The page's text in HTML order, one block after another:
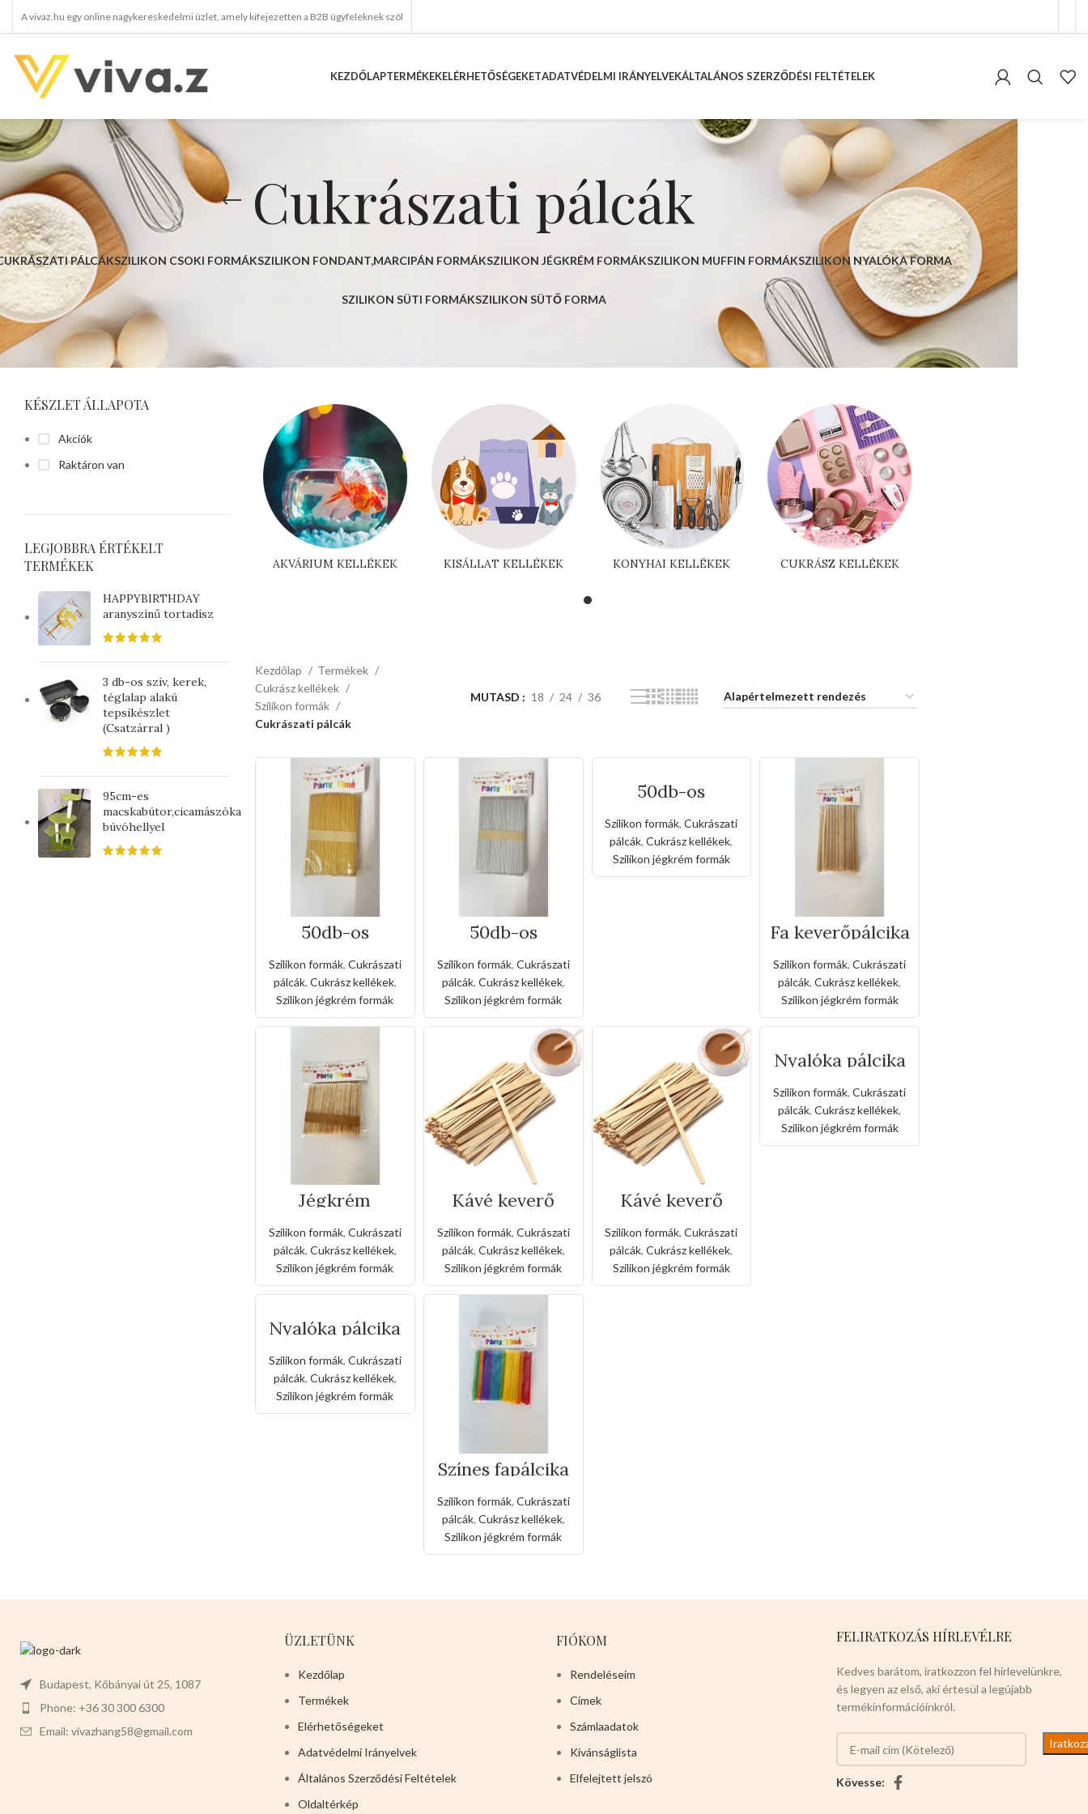
A vivaz.hu egy online nagykereskedelmi üzlet, amely kifejezetten a B2B ügyfeleknek szól
KEZDŐLAPTERMÉKEKELÉRHETŐSÉGEKETADATVÉDELMI IRÁNYELVEKÁLTALÁNOS SZERZŐDÉSI FELTÉTELEK
Cukrászati pálcák
PÁLCÁKSZILIKON CSOKI FORMÁKSZILIKON FONDANT,MARCIPÁN FORMÁKSZILIKON JÉGKRÉM FORMÁKSZILIKON MUFFIN FORMÁKSZILIKON NYALÓKA FORMA
SZILIKON SÜTI FORMÁKSZILIKON SÜTŐ FORMA
KÉSZLET ÁLLAPOTA
Akciók
Raktáron van
LEGJOBBRA ÉRTÉKELT
TERMÉKEK
HAPPYBIRTHDAY
aranyszínű tortadísz
3 db-os szív, kerek,
téglalap alakú
tepsikészlet
(Csatzárral )
95cm-es
macskabútor,cicamászóka
búvóhellyel
AKVÁRIUM KELLÉKEK KISÁLLAT KELLÉKEK KONYHAI KELLÉKEK CUKRÁSZ KELLÉKEK
Kezdőlap
Termékek
Cukrász kellékek
Szilikon formák
Cukrászati pálcák
MUTASD 18 24 36
50db-os
Jégkrémkészítő
fapálcika-arany
Szilikon formák, Cukrászati
pálcák, Cukrász kellékek,
Szilikon jégkrém formák
50db-os
Jégkrémkészítő
fapálcika-ezüst
Szilikon formák, Cukrászati
pálcák, Cukrász kellékek,
Szilikon jégkrém formák
50db-os
Jégkrémkészítő
fapálcika-
macaron színek
Szilikon formák,Cukrászati
pálcák,Cukrász kellékek,
Szilikon jégkrém formák
Fa keverőpálcika
50 db –
140*6*2mm
Szilikon formák,Cukrászati
pálcák,Cukrász kellékek,
Szilikon jégkrém formák
Jégkrém
fapálcika 50 db
Szilikon formák, Cukrászati
pálcák, Cukrász kellékek,
Szilikon jégkrém formák
Kávé keverő
140*5*1mm(500d
b)
Szilikon formák, Cukrászati
pálcák, Cukrász kellékek,
Szilikon jégkrém formák
Kávé keverő
pálcika110*5*1m
m(500db)
Szilikon formák,Cukrászati
pálcák,Cukrász kellékek,
Szilikon jégkrém formák
Nyalóka pálcika
50 db – 13cm
Szilikon formák,Cukrászati
pálcák,Cukrász kellékek,
Szilikon jégkrém formák
Nyalóka pálcika
50 db – 20cm
Szilikon formák, Cukrászati
pálcák, Cukrász kellékek,
Szilikon jégkrém formák
Színes fapálcika
50 db
-114*15*2mm
Szilikon formák, Cukrászati
pálcák, Cukrász kellékek,
Szilikon jégkrém formák
Budapest, Kőbányai út 25, 1087
Phone: +36 30 300 6300
Email: vivazhang58@gmail.com
ÜZLETÜNK
Kezdőlap
Termékek
Elérhetőségeket
Adatvédelmi Irányelvek
Általános Szerződési Feltételek
Oldaltérkép
FIÓKOM
Rendeléseim
Címek
Számlaadatok
Kívánságlista
Elfelejtett jelszó
FELIRATKOZÁS HÍRLEVÉLRE
Kedves barátom, iratkozzon fel hírlevelünkre,
és legyen az első, aki értesül a legújabb
termékinformációinkról.
Kövesse: